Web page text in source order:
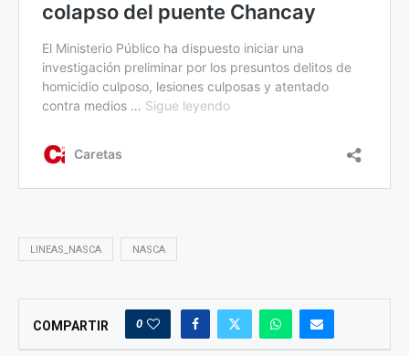
LINEAS_NASCA NASCA
COMPARTIR 0